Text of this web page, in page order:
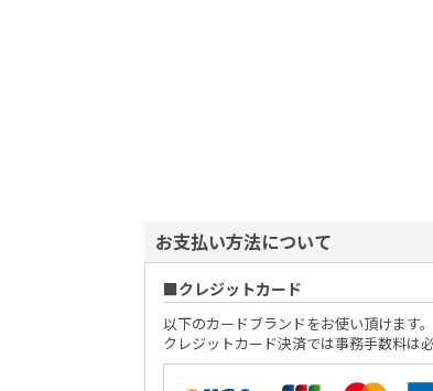
お支払い方法について
クレジットカード
以下のカードブランドをお使い頂けます。
クレジットカード決済では事務手数料は